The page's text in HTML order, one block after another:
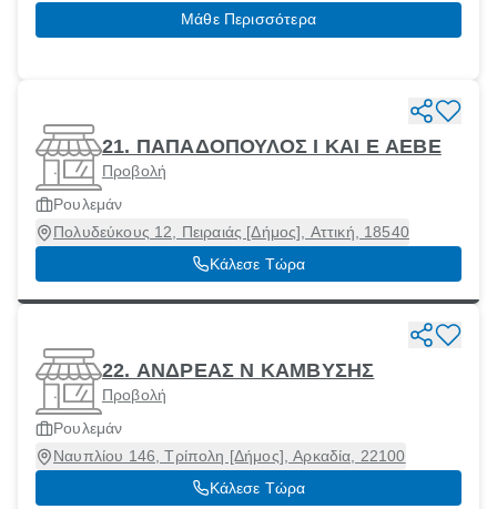
Μάθε Περισσότερα
21. ΠΑΠΑΔΟΠΟΥΛΟΣ I ΚΑΙ Ε ΑΕΒΕ
Προβολή
Ρουλεμάν
Πολυδεύκους 12, Πειραιάς [Δήμος], Αττική, 18540
Κάλεσε Τώρα
22. ΑΝΔΡΕΑΣ Ν ΚΑΜΒΥΣΗΣ
Προβολή
Ρουλεμάν
Ναυπλίου 146, Τρίπολη [Δήμος], Αρκαδία, 22100
Κάλεσε Τώρα